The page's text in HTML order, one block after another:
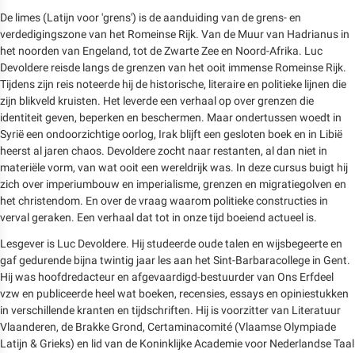
De limes (Latijn voor 'grens') is de aanduiding van de grens- en
verdedigingszone van het Romeinse Rijk. Van de Muur van Hadrianus in
het noorden van Engeland, tot de Zwarte Zee en Noord-Afrika. Luc
Devoldere reisde langs de grenzen van het ooit immense Romeinse Rijk.
Tijdens zijn reis noteerde hij de historische, literaire en politieke lijnen die
zijn blikveld kruisten. Het leverde een verhaal op over grenzen die
identiteit geven, beperken en beschermen. Maar ondertussen woedt in
Syrië een ondoorzichtige oorlog, Irak blijft een gesloten boek en in Libië
heerst al jaren chaos. Devoldere zocht naar restanten, al dan niet in
materiële vorm, van wat ooit een wereldrijk was. In deze cursus buigt hij
zich over imperiumbouw en imperialisme, grenzen en migratiegolven en
het christendom. En over de vraag waarom politieke constructies in
verval geraken. Een verhaal dat tot in onze tijd boeiend actueel is.
Lesgever is Luc Devoldere. Hij studeerde oude talen en wijsbegeerte en
gaf gedurende bijna twintig jaar les aan het Sint-Barbaracollege in Gent.
Hij was hoofdredacteur en afgevaardigd-bestuurder van Ons Erfdeel
vzw en publiceerde heel wat boeken, recensies, essays en opiniestukken
in verschillende kranten en tijdschriften. Hij is voorzitter van Literatuur
Vlaanderen, de Brakke Grond, Certaminacomité (Vlaamse Olympiade
Latijn & Grieks) en lid van de Koninklijke Academie voor Nederlandse Taal